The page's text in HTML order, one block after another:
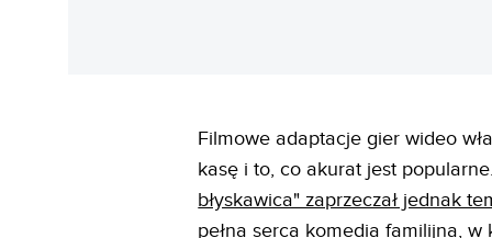
Filmowe adaptacje gier wideo
kasę i to, co akurat jest
błyskawica" zaprzeczał jednak
pełna serca komedia familijna,